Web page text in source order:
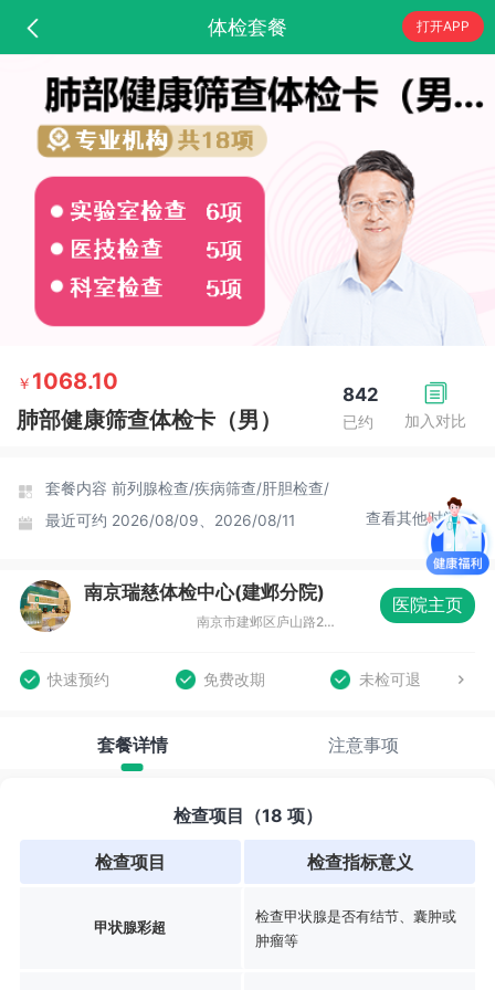
体检套餐 打开APP
加入对比
842
已约
￥ 1068.10
肺部健康筛查体检卡（男）
套餐内容 前列腺检查/疾病筛查/肝胆检查/
最近可约 2026/08/09、2026/08/11 查看其他时间
南京瑞慈体检中心(建邺分院)
南京市建邺区庐山路266号国泰金融中心2号楼13-14层
医院主页
快速预约 免费改期 未检可退
套餐详情 注意事项
检查项目（18 项）
检查项目 检查指标意义
甲状腺彩超
检查甲状腺是否有结节、囊肿或
肿瘤等